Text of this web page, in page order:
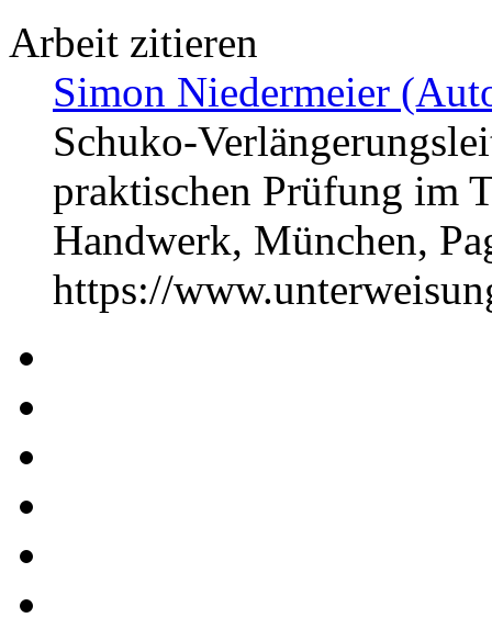
Arbeit zitieren
Simon Niedermeier
Schuko-
praktischen Prüfung im
Handwerk, München,
https://